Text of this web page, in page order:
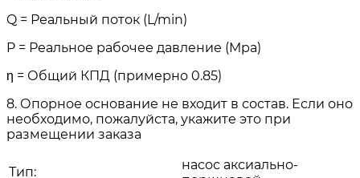
Q = Реальный поток (L/min)
P = Реальное рабочее давление (Mpa)
η = Общий КПД (примерно 0.85)
8. Опорное основание не входит в состав. Если оно
необходимо, пожалуйста, укажите это при
размещении заказа
Тип:
насос аксиально-